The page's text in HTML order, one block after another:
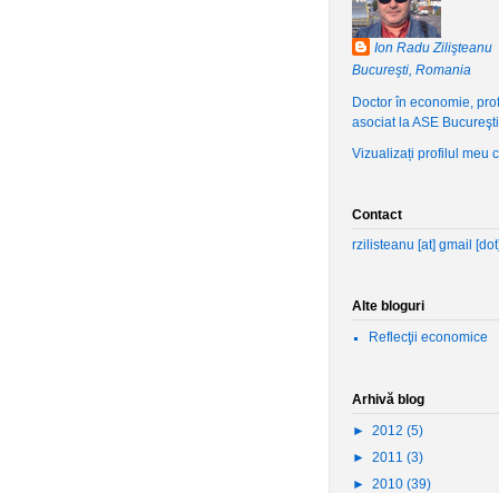
Ion Radu Zilişteanu
Bucureşti, Romania
Doctor în economie,
asociat la ASE Bucureşti
Vizualizați profilul meu
Contact
rzilisteanu [at] gmail
Alte bloguri
Reflecţii economice
Arhivă blog
► 2012 (5)
► 2011 (3)
► 2010 (39)